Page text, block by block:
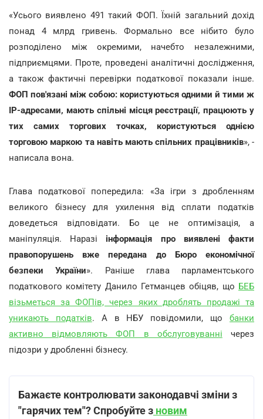
«Усього виявлено 491 такий ФОП. Їхній загальний дохід
понад 4 млрд гривень. Формально все нібито було
розподілено між окремими, начебто незалежними,
підприємцями. Проте, проведені аналітичні дослідження,
а також фактичні перевірки податкової показали інше.
ФОП пов'язані між собою: користуються одними й тими ж
IP-адресами, мають спільні місця реєстрації, працюють у
тих самих торгових точках, користуються однією
торговою маркою та навіть мають спільних працівників», -
написала вона.
Глава податкової попередила: «За ігри з дробленням
великого бізнесу для ухилення від сплати податків
доведеться відповідати. Бо це не оптимізація, а
маніпуляція. Наразі інформація про виявлені факти
правопорушень вже передана до Бюро економічної
безпеки України». Раніше глава парламентського
податкового комітету Данило Гетманцев обіцяв, що БЕБ
візьметься за ФОПів, через яких дроблять продажі та
уникають податків. А в НБУ повідомили, щобанки
активно відмовляють ФОП в обслуговуванні через
підозри у дробленні бізнесу.
Бажаєте контролювати законодавчі зміни з
"гарячих тем"? Спробуйте з новим